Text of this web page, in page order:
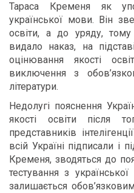
Тараса Кременя як
української мови. Він
освіти, а до уряду,
видало наказ, на
оцінювання якості
виключення з
літератури.
Недолугі пояснення
якості освіти після
представників
всій Україні підписали і
Кременя, зводяться до
тестування з
залишається